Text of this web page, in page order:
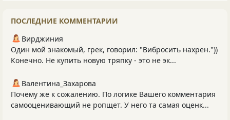
ПОСЛЕДНИЕ КОММЕНТАРИИ
Вирджиния
Один мой знакомый, грек, говорил: "Вибросить нахрен."))
Конечно. Не купить новую тряпку - это не эк...
Валентина_Захарова
Почему же к сожалению. По логике Вашего комментария
самооценивающий не ропщет. У него та самая оценк...